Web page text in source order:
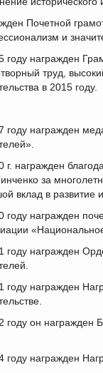
Почетной
и
году награжден
труд,
в 2015 году.
году награжден
г. награжден
за
вклад в развитие
году награжден
году награжден
году награжден
году он награжден
году награжден